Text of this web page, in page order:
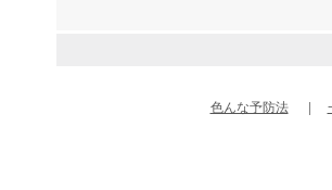
色んな予防法|